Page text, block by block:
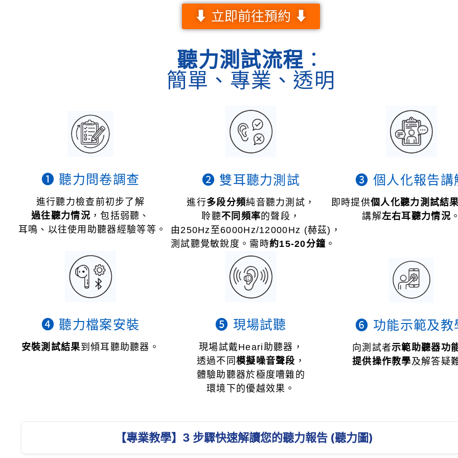
⬇ 立即前往預約 ⬇
聽力測試流程 ：
簡單、專業、透明
❶ 聽力問卷調查
進行聽力檢查前初步了解
過往聽力情況 ，包括弱聽、
耳鳴、以往使用助聽器經驗等等。
❷ 雙耳聽力測試
進行多段分頻純音聽力測試，
聆聽不同頻率的聲段，
由250Hz至6000Hz/12000Hz (赫茲)，
測試聽覺敏銳度。需時約15-20分鐘 。
❸ 個人化報告講
即時提供個人化聽力測試結果
講解左右耳聽力情況 。
❹ 聽力檔案安裝
安裝測試結果到傾耳聽助聽器。
❺ 現場試聽
現場試戴Heari助聽器，
透過不同 模擬噪音聲段 ，
體驗助聽器於極度嘈雜的
環境下的優越效果。
❻ 功能示範及教
向測試者示範助聽器功
提供操作教學及解答疑
【專業教學】3 步驟快速解讀您的聽力報告 (聽力圖)